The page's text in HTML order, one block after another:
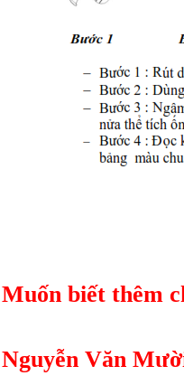
Muốn biết thêm
Nguyễn Văn